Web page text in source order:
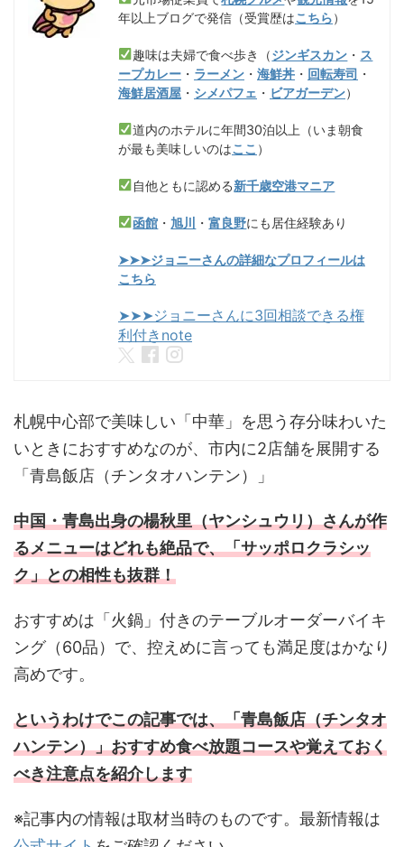
年以上ブログで発信（受賞歴はこちら）
趣味は夫婦で食べ歩き（ジンギスカン ・ ス
ープカレー ・ ラーメン ・ 海鮮丼 ・ 回転寿司 ・
海鮮居酒屋 ・ シメパフェ ・ ビアガーデン）
道内のホテルに年間30泊以上（いま朝食
が最も美味しいのはここ ）
自他ともに認める新千歳空港マニア
函館 ・旭川 ・富良野にも居住経験あり
➤➤➤ジョニーさんの詳細なプロフィールは
こちら
➤➤➤ジョニーさんに3回相談できる権
利付きnote
札幌中心部で美味しい「中華」を思う存分味わいた
いときにおすすめなのが、市内に2店舗を展開する
「青島飯店（チンタオハンテン）」
中国・青島出身の楊秋里（ヤンシュウリ）さんが作
るメニューはどれも絶品で、「サッポロクラシッ
ク」との相性も抜群！
おすすめは「火鍋」付きのテーブルオーダーバイキ
ング（60品）で、控えめに言っても満足度はかなり
高めです。
というわけでこの記事では、「青島飯店（チンタオ
ハンテン）」おすすめ食べ放題コースや覚えておく
べき注意点を紹介します
※記事内の情報は取材当時のものです。最新情報は